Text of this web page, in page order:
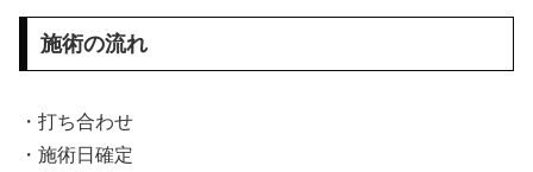
施術の流れ
・打ち合わせ
・施術日確定